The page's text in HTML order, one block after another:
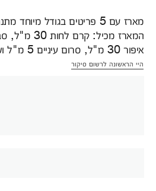
מארז עם 5 פריטים בגודל מיוחד מתנה
איפור 30 מ"ל, סרום עיניים 5 מ"ל ושפתון בגוון plum pop
היי הראשונה לרשום סיקור